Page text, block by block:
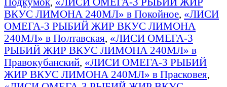
ВКУС ЛИМОНА 240МЛ» в Покойное, «ЛИСИ
ОМЕГА-3 РЫБИЙ ЖИР ВКУС ЛИМОНА
240МЛ» в Полтавская, «ЛИСИ ОМЕГА-3
РЫБИЙ ЖИР ВКУС ЛИМОНА 240МЛ» в
Правокубанский, «ЛИСИ ОМЕГА-3 РЫБИЙ
ЖИР ВКУС ЛИМОНА 240МЛ» в Прасковея,